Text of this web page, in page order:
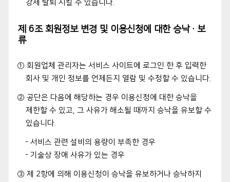
강제 탈퇴 시킬 수 있습니다.
제 6조 회원정보 변경 및 이용신청에 대한 승낙·보
류
① 회원업체 관리자는 서비스 사이트에 로그인 한 후 입력한
회사 및 개인 정보를 언제든지 열람 및 수정할 수 있습니다.
② 공단은 다음에 해당하는 경우 이용신청에 대한 승낙을
제한할 수 있고, 그 사유가 해소될 때까지 승낙을 유보할 수
있습니다.
- 서비스 관련 설비의 용량이 부족한 경우
- 기술상 장애 사유가 있는 경우
③ 제 2항에 의해 이용신청이 승낙을 유보하거나 승낙하지